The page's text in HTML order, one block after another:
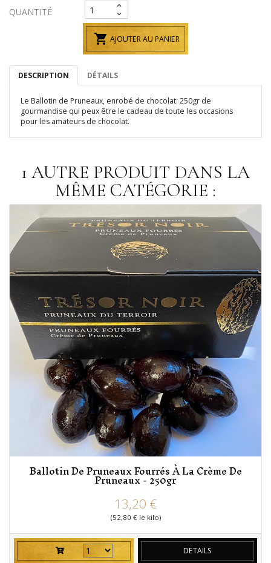
QUANTITÉ
 AJOUTER AU PANIER
DESCRIPTION DÉTAILS
Le Ballotin de Pruneaux, enrobé de chocolat: 250gr de
gourmandise qui peux être le cadeau de toute les occasions
pour les amateurs de chocolat.
1 AUTRE PRODUIT DANS LA
MÊME CATÉGORIE :
Ballotin De Pruneaux Fourrés À La Crème De
Pruneaux - 250gr
prix
13,20 €
(52,80 € le kilo)
DETAILS